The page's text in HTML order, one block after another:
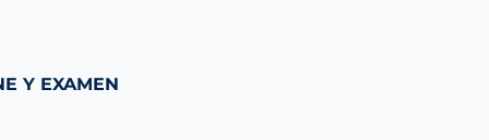
Y EXAMEN